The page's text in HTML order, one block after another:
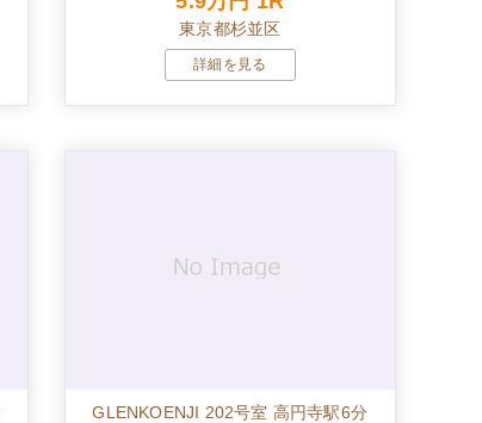
東京都杉並区
詳細を見る
GLENKOENJI 202号室 高円寺駅6分